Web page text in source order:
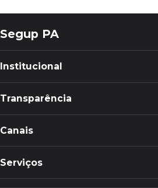
Segup PA
Institucional
Transparência
Canais
Serviços